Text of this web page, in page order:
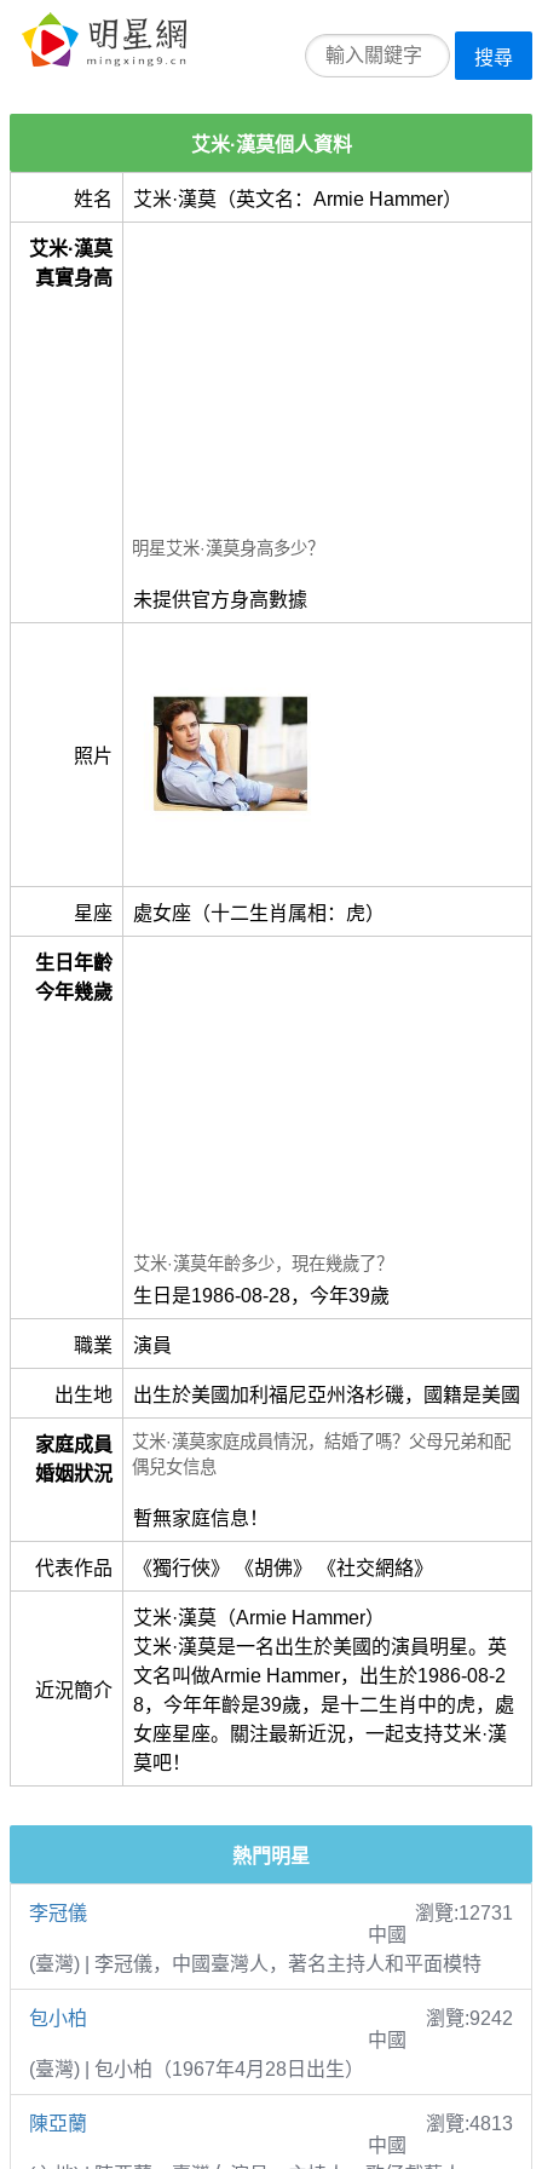
搜尋
艾米·漢莫個人資料
姓名 艾米·漢莫（英文名：Armie Hammer）
艾米·漢莫
真實身高
明星艾米·漢莫身高多少？
未提供官方身高數據
照片
星座 處女座（十二生肖属相：虎）
生日年齡
今年幾歲
艾米·漢莫年齡多少，現在幾歲了？
生日是1986-08-28，今年39歲
職業 演員
出生地 出生於美國加利福尼亞州洛杉磯，國籍是美國
家庭成員
婚姻狀況
艾米·漢莫家庭成員情況，結婚了嗎？父母兄弟和配
偶兒女信息
暫無家庭信息！
代表作品 《獨行俠》 《胡佛》 《社交網絡》
近況簡介
艾米·漢莫（Armie Hammer）
艾米·漢莫是一名出生於美國的演員明星。英
文名叫做Armie Hammer，出生於1986-08-2
8，今年年齡是39歲，是十二生肖中的虎，處
女座星座。關注最新近況，一起支持艾米·漢
莫吧！
熱門明星
李冠儀
瀏覽:12731
中國
(臺灣) | 李冠儀，中國臺灣人，著名主持人和平面模特
包小柏
瀏覽:9242
中國
(臺灣) | 包小柏（1967年4月28日出生）
陳亞蘭
瀏覽:4813
中國